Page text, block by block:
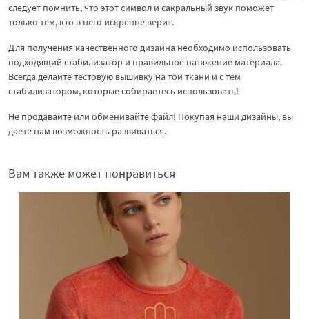
следует помнить, что этот символ и сакральный звук поможет
только тем, кто в него искренне верит.
Для получения качественного дизайна необходимо использовать
подходящий стабилизатор и правильное натяжение материала.
Всегда делайте тестовую вышивку на той ткани и с тем
стабилизатором, которые собираетесь использовать!
Не продавайте или обменивайте файл! Покупая наши дизайны, вы
даете нам возможность развиваться.
Вам также может понравиться